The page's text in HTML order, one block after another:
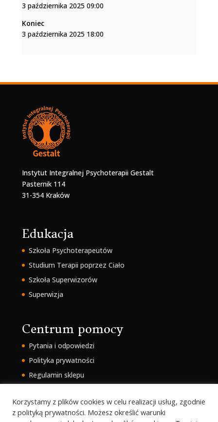
3 października 2025 09:00
Koniec
3 października 2025 18:00
Instytut Integralnej Psychoterapii Gestalt
Pasternik 114
31-354 Kraków
Edukacja
Szkoła Psychoterapeutów
Studium Terapii poprzez Ciało
Szkoła Superwizorów
Superwizja
Centrum pomocy
Pytania i odpowiedzi
Polityka prywatności
Regulamin sklepu
Korzystamy z plików cookies w celu realizacji usług, zgodnie
z polityką prywatności. Możesz określić warunki